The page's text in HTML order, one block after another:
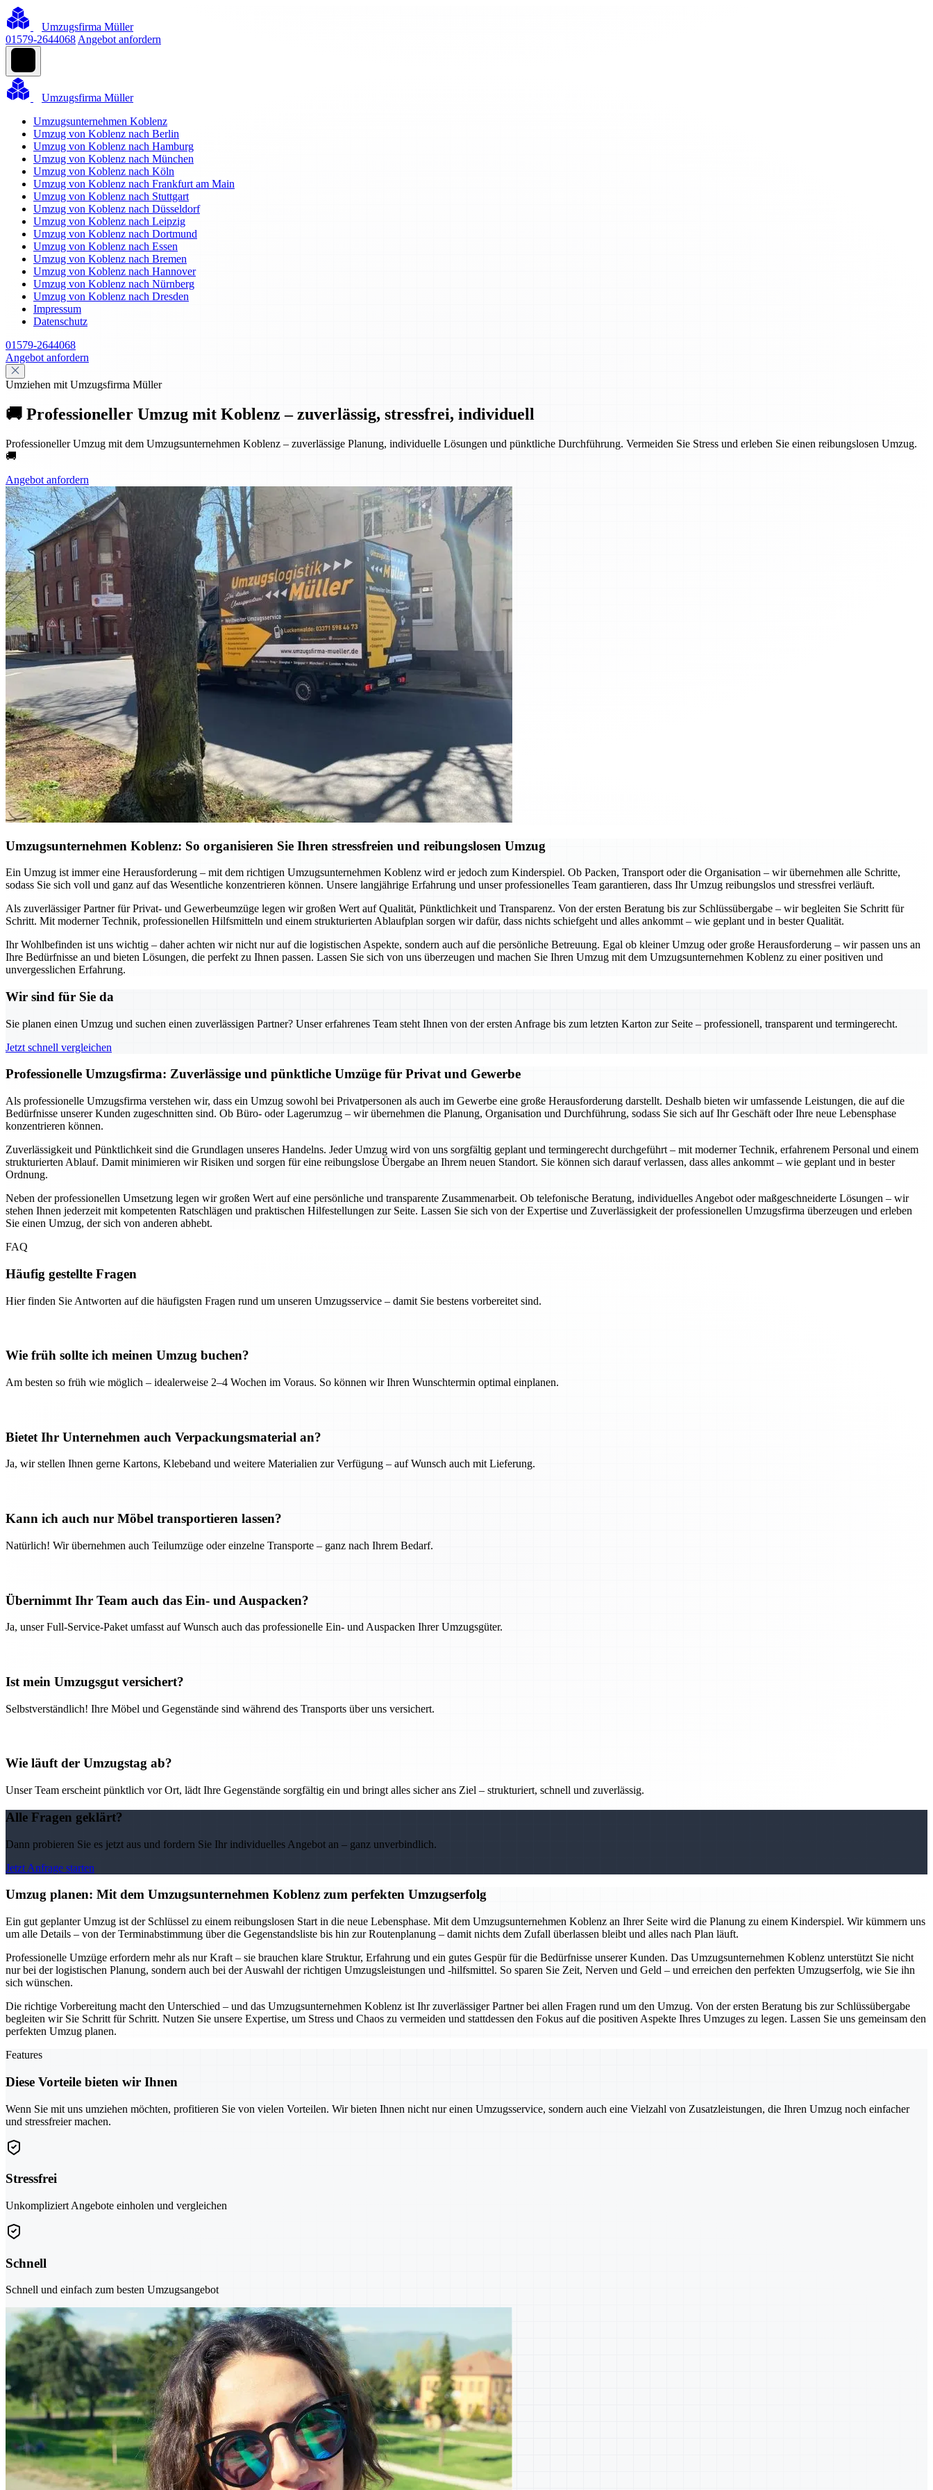
Umzugsfirma Müller
01579-2644068 Angebot anfordern
Umzugsfirma Müller
Umzugsunternehmen Koblenz
Umzug von Koblenz nach Berlin
Umzug von Koblenz nach Hamburg
Umzug von Koblenz nach München
Umzug von Koblenz nach Köln
Umzug von Koblenz nach Frankfurt am Main
Umzug von Koblenz nach Stuttgart
Umzug von Koblenz nach Düsseldorf
Umzug von Koblenz nach Leipzig
Umzug von Koblenz nach Dortmund
Umzug von Koblenz nach Essen
Umzug von Koblenz nach Bremen
Umzug von Koblenz nach Hannover
Umzug von Koblenz nach Nürnberg
Umzug von Koblenz nach Dresden
Impressum
Datenschutz
01579-2644068
Angebot anfordern
Umziehen mit Umzugsfirma Müller
🚚 Professioneller Umzug mit Koblenz – zuverlässig, stressfrei, individuell
Professioneller Umzug mit dem Umzugsunternehmen Koblenz – zuverlässige Planung, individuelle Lösungen und pünktliche Durchführung. Vermeiden Sie Stress und erleben Sie einen reibungslosen Umzug.
🚚
Angebot anfordern
Umzugsunternehmen Koblenz: So organisieren Sie Ihren stressfreien und reibungslosen Umzug
Ein Umzug ist immer eine Herausforderung – mit dem richtigen Umzugsunternehmen Koblenz wird er jedoch zum Kinderspiel. Ob Packen, Transport oder die Organisation – wir übernehmen alle Schritte,
sodass Sie sich voll und ganz auf das Wesentliche konzentrieren können. Unsere langjährige Erfahrung und unser professionelles Team garantieren, dass Ihr Umzug reibungslos und stressfrei verläuft.
Als zuverlässiger Partner für Privat- und Gewerbeumzüge legen wir großen Wert auf Qualität, Pünktlichkeit und Transparenz. Von der ersten Beratung bis zur Schlüssübergabe – wir begleiten Sie Schritt für
Schritt. Mit moderner Technik, professionellen Hilfsmitteln und einem strukturierten Ablaufplan sorgen wir dafür, dass nichts schiefgeht und alles ankommt – wie geplant und in bester Qualität.
Ihr Wohlbefinden ist uns wichtig – daher achten wir nicht nur auf die logistischen Aspekte, sondern auch auf die persönliche Betreuung. Egal ob kleiner Umzug oder große Herausforderung – wir passen uns an
Ihre Bedürfnisse an und bieten Lösungen, die perfekt zu Ihnen passen. Lassen Sie sich von uns überzeugen und machen Sie Ihren Umzug mit dem Umzugsunternehmen Koblenz zu einer positiven und
unvergesslichen Erfahrung.
Wir sind für Sie da
Sie planen einen Umzug und suchen einen zuverlässigen Partner? Unser erfahrenes Team steht Ihnen von der ersten Anfrage bis zum letzten Karton zur Seite – professionell, transparent und termingerecht.
Jetzt schnell vergleichen
Professionelle Umzugsfirma: Zuverlässige und pünktliche Umzüge für Privat und Gewerbe
Als professionelle Umzugsfirma verstehen wir, dass ein Umzug sowohl bei Privatpersonen als auch im Gewerbe eine große Herausforderung darstellt. Deshalb bieten wir umfassende Leistungen, die auf die
Bedürfnisse unserer Kunden zugeschnitten sind. Ob Büro- oder Lagerumzug – wir übernehmen die Planung, Organisation und Durchführung, sodass Sie sich auf Ihr Geschäft oder Ihre neue Lebensphase
konzentrieren können.
Zuverlässigkeit und Pünktlichkeit sind die Grundlagen unseres Handelns. Jeder Umzug wird von uns sorgfältig geplant und termingerecht durchgeführt – mit moderner Technik, erfahrenem Personal und einem
strukturierten Ablauf. Damit minimieren wir Risiken und sorgen für eine reibungslose Übergabe an Ihrem neuen Standort. Sie können sich darauf verlassen, dass alles ankommt – wie geplant und in bester
Ordnung.
Neben der professionellen Umsetzung legen wir großen Wert auf eine persönliche und transparente Zusammenarbeit. Ob telefonische Beratung, individuelles Angebot oder maßgeschneiderte Lösungen – wir
stehen Ihnen jederzeit mit kompetenten Ratschlägen und praktischen Hilfestellungen zur Seite. Lassen Sie sich von der Expertise und Zuverlässigkeit der professionellen Umzugsfirma überzeugen und erleben
Sie einen Umzug, der sich von anderen abhebt.
FAQ
Häufig gestellte Fragen
Hier finden Sie Antworten auf die häufigsten Fragen rund um unseren Umzugsservice – damit Sie bestens vorbereitet sind.
Wie früh sollte ich meinen Umzug buchen?
Am besten so früh wie möglich – idealerweise 2–4 Wochen im Voraus. So können wir Ihren Wunschtermin optimal einplanen.
Bietet Ihr Unternehmen auch Verpackungsmaterial an?
Ja, wir stellen Ihnen gerne Kartons, Klebeband und weitere Materialien zur Verfügung – auf Wunsch auch mit Lieferung.
Kann ich auch nur Möbel transportieren lassen?
Natürlich! Wir übernehmen auch Teilumzüge oder einzelne Transporte – ganz nach Ihrem Bedarf.
Übernimmt Ihr Team auch das Ein- und Auspacken?
Ja, unser Full-Service-Paket umfasst auf Wunsch auch das professionelle Ein- und Auspacken Ihrer Umzugsgüter.
Ist mein Umzugsgut versichert?
Selbstverständlich! Ihre Möbel und Gegenstände sind während des Transports über uns versichert.
Wie läuft der Umzugstag ab?
Unser Team erscheint pünktlich vor Ort, lädt Ihre Gegenstände sorgfältig ein und bringt alles sicher ans Ziel – strukturiert, schnell und zuverlässig.
Alle Fragen geklärt?
Dann probieren Sie es jetzt aus und fordern Sie Ihr individuelles Angebot an – ganz unverbindlich.
Jetzt Anfrage starten
Umzug planen: Mit dem Umzugsunternehmen Koblenz zum perfekten Umzugserfolg
Ein gut geplanter Umzug ist der Schlüssel zu einem reibungslosen Start in die neue Lebensphase. Mit dem Umzugsunternehmen Koblenz an Ihrer Seite wird die Planung zu einem Kinderspiel. Wir kümmern uns
um alle Details – von der Terminabstimmung über die Gegenstandsliste bis hin zur Routenplanung – damit nichts dem Zufall überlassen bleibt und alles nach Plan läuft.
Professionelle Umzüge erfordern mehr als nur Kraft – sie brauchen klare Struktur, Erfahrung und ein gutes Gespür für die Bedürfnisse unserer Kunden. Das Umzugsunternehmen Koblenz unterstützt Sie nicht
nur bei der logistischen Planung, sondern auch bei der Auswahl der richtigen Umzugsleistungen und -hilfsmittel. So sparen Sie Zeit, Nerven und Geld – und erreichen den perfekten Umzugserfolg, wie Sie ihn
sich wünschen.
Die richtige Vorbereitung macht den Unterschied – und das Umzugsunternehmen Koblenz ist Ihr zuverlässiger Partner bei allen Fragen rund um den Umzug. Von der ersten Beratung bis zur Schlüssübergabe
begleiten wir Sie Schritt für Schritt. Nutzen Sie unsere Expertise, um Stress und Chaos zu vermeiden und stattdessen den Fokus auf die positiven Aspekte Ihres Umzuges zu legen. Lassen Sie uns gemeinsam den
perfekten Umzug planen.
Features
Diese Vorteile bieten wir Ihnen
Wenn Sie mit uns umziehen möchten, profitieren Sie von vielen Vorteilen. Wir bieten Ihnen nicht nur einen Umzugsservice, sondern auch eine Vielzahl von Zusatzleistungen, die Ihren Umzug noch einfacher
und stressfreier machen.
Stressfrei
Unkompliziert Angebote einholen und vergleichen
Schnell
Schnell und einfach zum besten Umzugsangebot